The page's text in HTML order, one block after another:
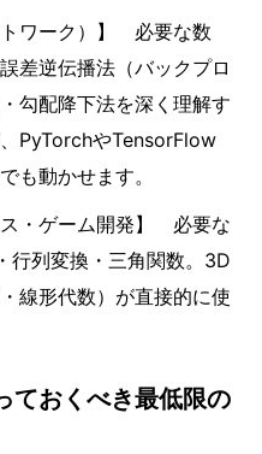
トワーク）】 必要な数
差逆伝播法（バックプロ
勾配降下法を深く理解す
PyTorchやTensorFlow
も動かせます。
ス・ゲーム開発】 必要な
行列変換・三角関数。3D
線形代数）が直接的に使
ておくべき最低限の